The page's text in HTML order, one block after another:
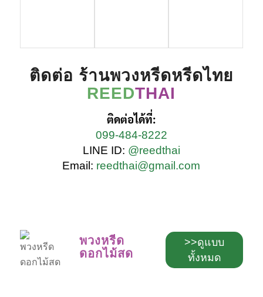
ติดต่อ ร้านพวงหรีดหรีดไทย
REEDTHAI
ติดต่อได้ที่:
099-484-8222
LINE ID: @reedthai
Email: reedthai@gmail.com
พวงหรีด
ดอกไม้สด
>>ดูแบบ
ทั้งหมด